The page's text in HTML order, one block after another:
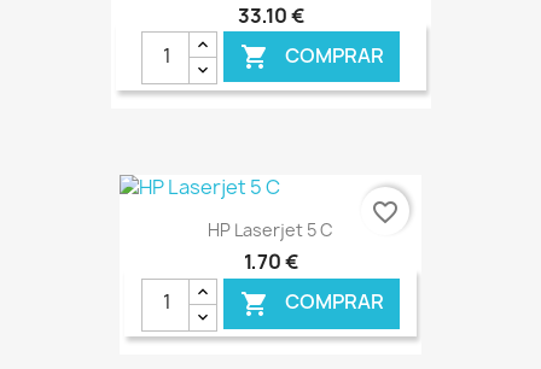
33,10 €
 COMPRAR
€ ONLINE
HP Laserjet 5 C
1,70 €
 COMPRAR
favorite_border